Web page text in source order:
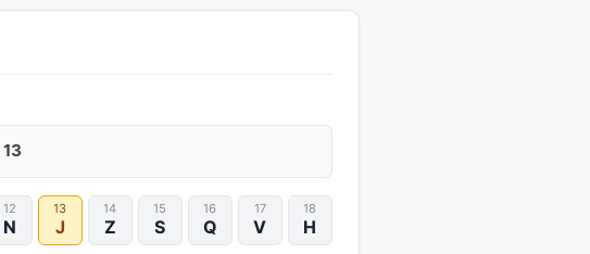
13
12
N
13
J
14
Z
15
S
16
Q
17
V
18
H